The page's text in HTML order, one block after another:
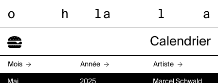
o h l a l a
Calendrier
Mois Année Artiste
Mai 2025 Marcel Schwald